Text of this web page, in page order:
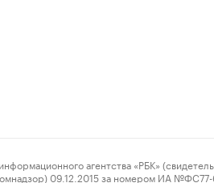
агентства «РБК»
09.12.2015 за номером ИА №ФС77-